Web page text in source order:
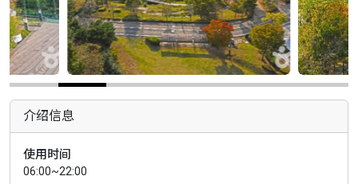
介绍信息
使用时间
06:00~22:00